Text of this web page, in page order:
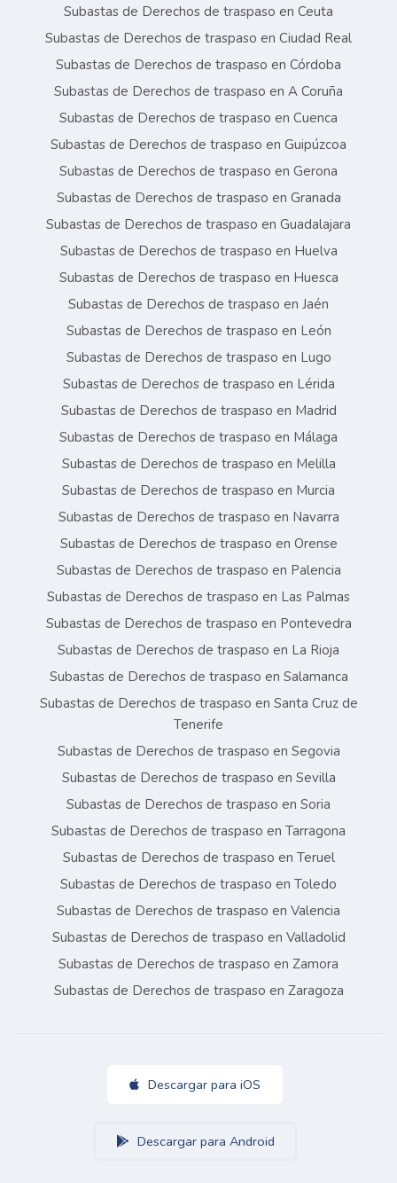
Subastas de Derechos de traspaso en Ceuta
Subastas de Derechos de traspaso en Ciudad Real
Subastas de Derechos de traspaso en Córdoba
Subastas de Derechos de traspaso en A Coruña
Subastas de Derechos de traspaso en Cuenca
Subastas de Derechos de traspaso en Guipúzcoa
Subastas de Derechos de traspaso en Gerona
Subastas de Derechos de traspaso en Granada
Subastas de Derechos de traspaso en Guadalajara
Subastas de Derechos de traspaso en Huelva
Subastas de Derechos de traspaso en Huesca
Subastas de Derechos de traspaso en Jaén
Subastas de Derechos de traspaso en León
Subastas de Derechos de traspaso en Lugo
Subastas de Derechos de traspaso en Lérida
Subastas de Derechos de traspaso en Madrid
Subastas de Derechos de traspaso en Málaga
Subastas de Derechos de traspaso en Melilla
Subastas de Derechos de traspaso en Murcia
Subastas de Derechos de traspaso en Navarra
Subastas de Derechos de traspaso en Orense
Subastas de Derechos de traspaso en Palencia
Subastas de Derechos de traspaso en Las Palmas
Subastas de Derechos de traspaso en Pontevedra
Subastas de Derechos de traspaso en La Rioja
Subastas de Derechos de traspaso en Salamanca
Subastas de Derechos de traspaso en Santa Cruz de
Tenerife
Subastas de Derechos de traspaso en Segovia
Subastas de Derechos de traspaso en Sevilla
Subastas de Derechos de traspaso en Soria
Subastas de Derechos de traspaso en Tarragona
Subastas de Derechos de traspaso en Teruel
Subastas de Derechos de traspaso en Toledo
Subastas de Derechos de traspaso en Valencia
Subastas de Derechos de traspaso en Valladolid
Subastas de Derechos de traspaso en Zamora
Subastas de Derechos de traspaso en Zaragoza
Descargar para iOS
Descargar para Android